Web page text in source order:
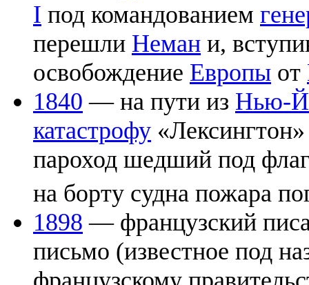
I под командованием
перешли Неман и,
освобождение Европы от
1840 — на пути из Нью-
катастрофу
пароход шедший под
на борту судна пожара
1898 — французский
письмо (известное под